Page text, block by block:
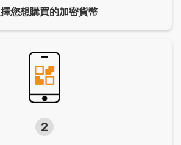
您想購買的加密貨幣
2